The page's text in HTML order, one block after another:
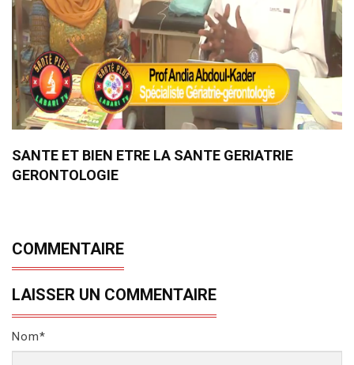
SANTE ET BIEN ETRE LA SANTE GERIATRIE
GERONTOLOGIE
COMMENTAIRE
LAISSER UN COMMENTAIRE
Nom*